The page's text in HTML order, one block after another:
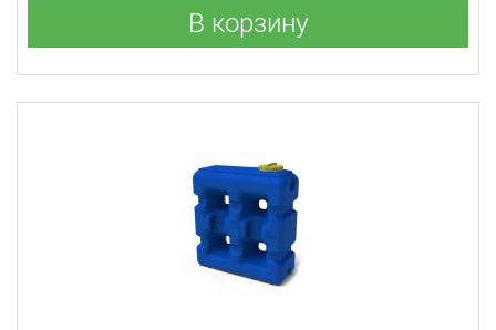
В корзину